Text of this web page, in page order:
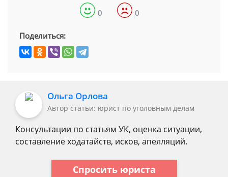
0 0
Поделиться:
Ольга Орлова
Автор статьи: юрист по уголовным делам
Консультации по статьям УК, оценка ситуации,
составление ходатайств, исков, апелляций.
Спросить юриста